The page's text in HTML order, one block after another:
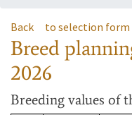
Back to selection form
Breed
2026
Breeding values of